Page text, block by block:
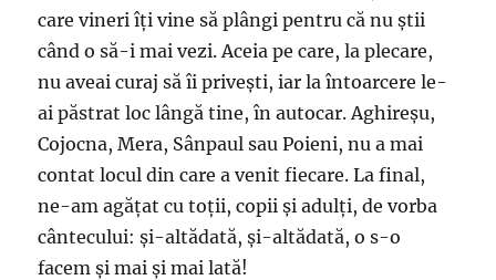
care vineri îți vine să plângi pentru că nu știi
când o să-i mai vezi. Aceia pe care, la plecare,
nu aveai curaj să îi privești, iar la întoarcere le-
ai păstrat loc lângă tine, în autocar. Aghireșu,
Cojocna, Mera, Sânpaul sau Poieni, nu a mai
contat locul din care a venit fiecare. La final,
ne-am agățat cu toții, copii și adulți, de vorba
cântecului: și-altădată, și-altădată, o s-o
facem și mai și mai lată!